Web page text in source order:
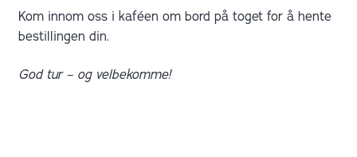
Kom innom oss i kaféen om bord på toget for å hente
bestillingen din.
God tur – og velbekomme!